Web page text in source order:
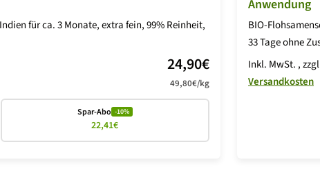
für ca. 3 Monate, extra fein, 99% Reinheit,
Angebotspreis
24,90€
49,80€/kg
Spar-Abo -10%
22,41€
Anwendung
BIO-
33 Tage ohne
Inkl. MwSt. ,
Versandkosten